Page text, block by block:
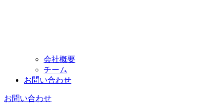
会社概要
チーム
お問い合わせ
お問い合わせ